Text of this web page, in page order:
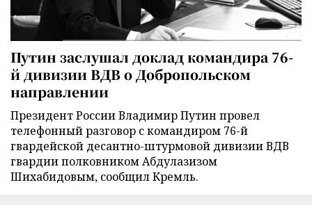
Путин заслушал доклад командира 76-
й дивизии ВДВ о Добропольском
направлении
Президент России Владимир Путин провел
телефонный разговор с командиром 76-й
гвардейской десантно-штурмовой дивизии ВДВ
гвардии полковником Абдулазизом
Шихабидовым, сообщил Кремль.